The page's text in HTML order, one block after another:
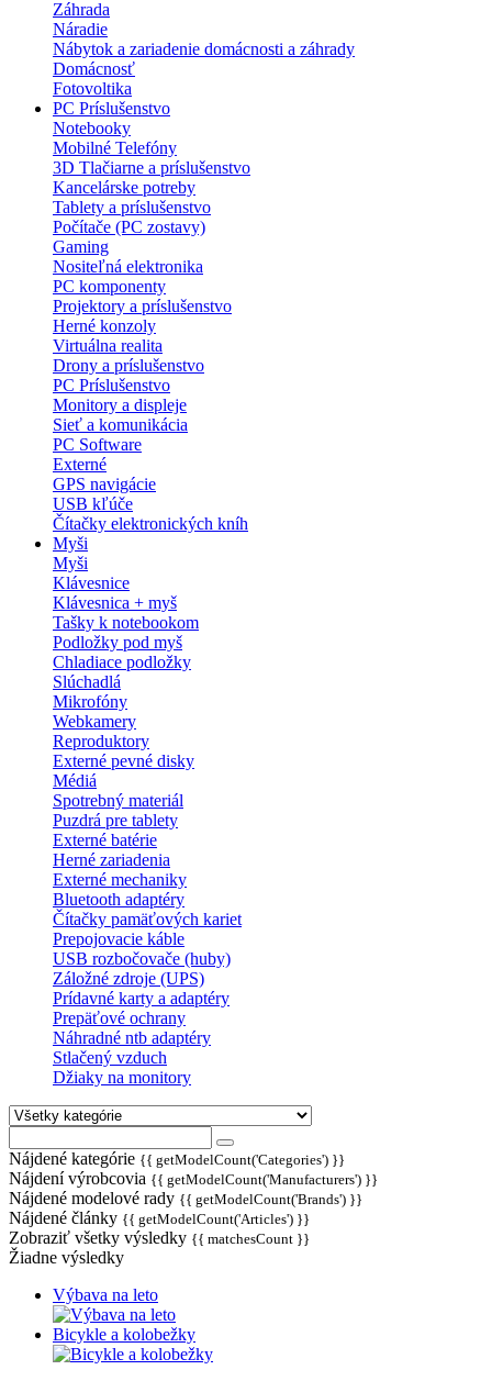
Záhrada
Náradie
Nábytok a zariadenie domácnosti a záhrady
Domácnosť
Fotovoltika
PC Príslušenstvo
Notebooky
Mobilné Telefóny
3D Tlačiarne a príslušenstvo
Kancelárske potreby
Tablety a príslušenstvo
Počítače (PC zostavy)
Gaming
Nositeľná elektronika
PC komponenty
Projektory a príslušenstvo
Herné konzoly
Virtuálna realita
Drony a príslušenstvo
PC Príslušenstvo
Monitory a displeje
Sieť a komunikácia
PC Software
Externé
GPS navigácie
USB kľúče
Čítačky elektronických kníh
Myši
Myši
Klávesnice
Klávesnica + myš
Tašky k notebookom
Podložky pod myš
Chladiace podložky
Slúchadlá
Mikrofóny
Webkamery
Reproduktory
Externé pevné disky
Médiá
Spotrebný materiál
Puzdrá pre tablety
Externé batérie
Herné zariadenia
Externé mechaniky
Bluetooth adaptéry
Čítačky pamäťových kariet
Prepojovacie káble
USB rozbočovače (huby)
Záložné zdroje (UPS)
Prídavné karty a adaptéry
Prepäťové ochrany
Náhradné ntb adaptéry
Stlačený vzduch
Džiaky na monitory
Nájdené kategórie {{ getModelCount('Categories') }}
Nájdení výrobcovia {{ getModelCount('Manufacturers') }}
Nájdené modelové rady {{ getModelCount('Brands') }}
Nájdené články {{ getModelCount('Articles') }}
Zobraziť všetky výsledky {{ matchesCount }}
Žiadne výsledky
Výbava na leto
Bicykle a kolobežky